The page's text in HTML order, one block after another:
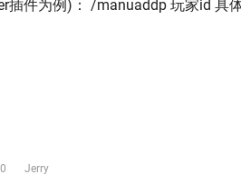
插件为例)： /manuaddp 玩家id 具
Jerry